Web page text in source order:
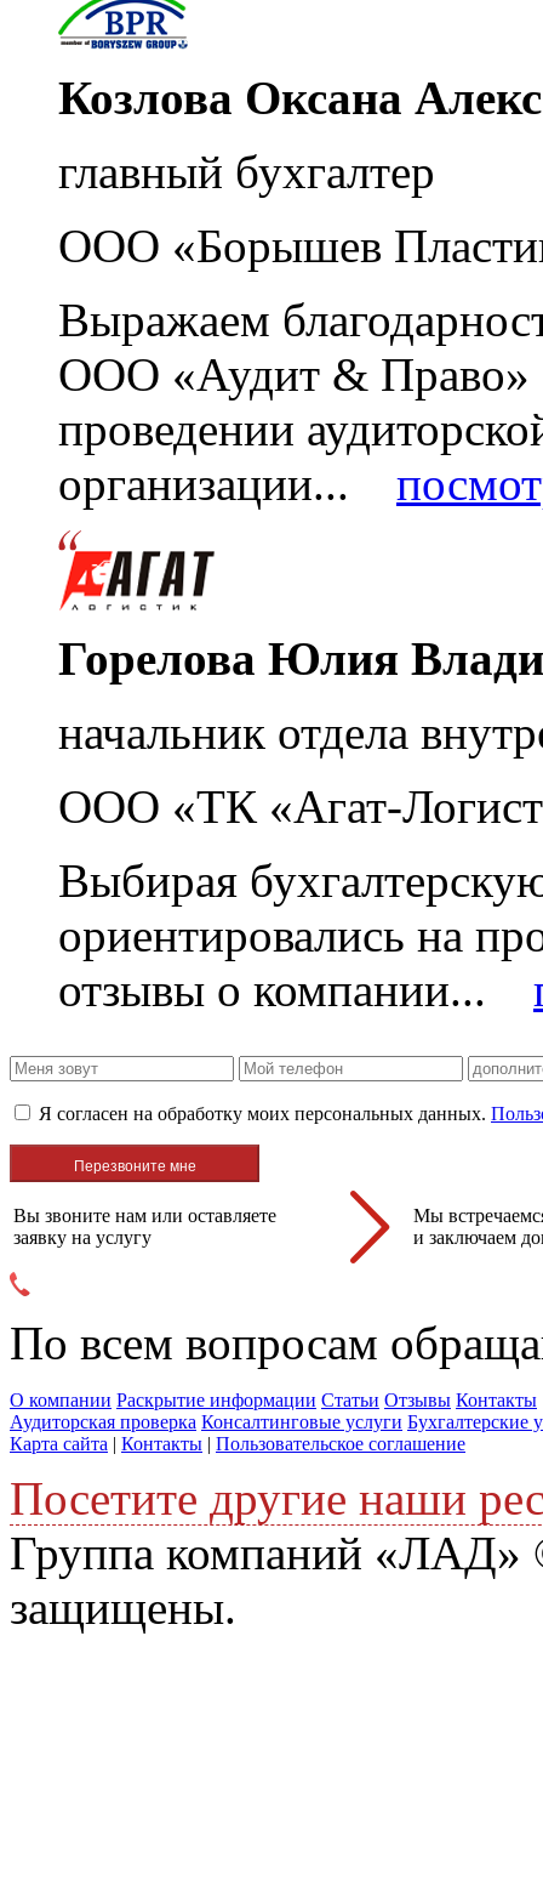
Козлова Оксана
главный бухгалтер
ООО «Борышев
Выражаем
ООО «Аудит & Право»
проведении
организации...
Горелова Юлия
начальник отдела
ООО «ТК «Агат-
Выбирая
ориентировались на
отзывы о компании...
Я согласен на обработку моих персональных данных.
Вы звоните нам или оставляете
заявку на услугу
Мы
и заключаем
По всем вопросам
О компании Раскрытие информации Статьи Отзывы Контакты
Аудиторская проверка Консалтинговые услуги Бухгалтерские
Карта сайта | Контакты | Пользовательское соглашение
Посетите другие наши
Группа компаний «ЛАД»
защищены.